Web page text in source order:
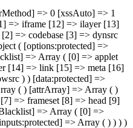
=> 0 [xssAuto] => 1
=> iframe [12] => ilayer [13]
=> codebase [3] => dynsrc
( [options:protected] =>
=> Array ( [0] => applet
[14] => link [15] => meta [16]
) ) [data:protected] =>
( ) [attrArray] => Array ( )
=> frameset [8] => head [9]
=> Array ( [0] =>
=> Array ( ) ) ) )